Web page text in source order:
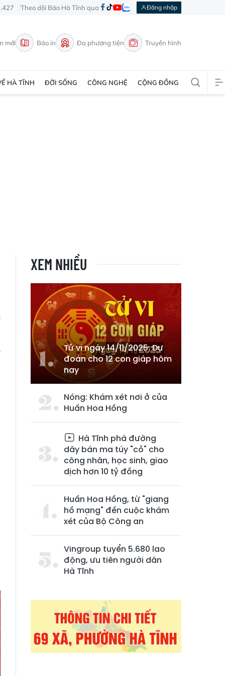
Theo dõi Báo Hà Tĩnh qua Đăng nhập
mới Báo in Đa phương tiện Truyền hình
HÀ TĨNH ĐỜI SỐNG CÔNG NGHỆ CỘNG ĐỒNG
XEM NHIỀU
Tử vi ngày 14/11/2025: Dự
đoán cho 12 con giáp hôm
nay
Nóng: Khám xét nơi ở của
Huấn Hoa Hồng
Hà Tĩnh phá đường
dây bán ma túy "cỏ" cho
công nhân, học sinh, giao
dịch hơn 10 tỷ đồng
Huấn Hoa Hồng, từ "giang
hồ mạng" đến cuộc khám
xét của Bộ Công an
Vingroup tuyển 5.680 lao
động, ưu tiên người dân
Hà Tĩnh